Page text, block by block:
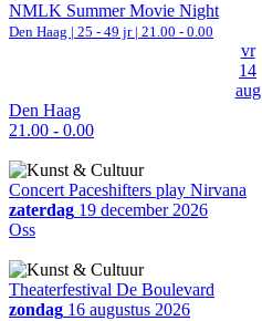
NMLK Summer Movie Night
Den Haag | 25 - 49 jr | 21.00 - 0.00
vr
14
aug
Den Haag
21.00 - 0.00
Concert Paceshifters play Nirvana
zaterdag 19 december 2026
Oss
Theaterfestival De Boulevard
zondag 16 augustus 2026